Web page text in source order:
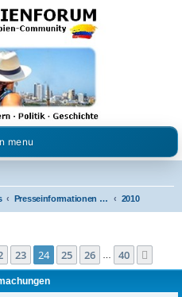
und Visum in Kolumbien und Venezuela.
Kolumbienforum
menu
Presseinformationen & Neuigkeiten 2010
23 24 25 26 … 40